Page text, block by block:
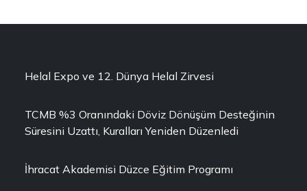
Helal Expo ve 12. Dünya Helal Zirvesi
TCMB %3 Oranındaki Döviz Dönüşüm Desteğinin
Süresini Uzattı, Kuralları Yeniden Düzenledi
İhracat Akademisi Düzce Eğitim Programı